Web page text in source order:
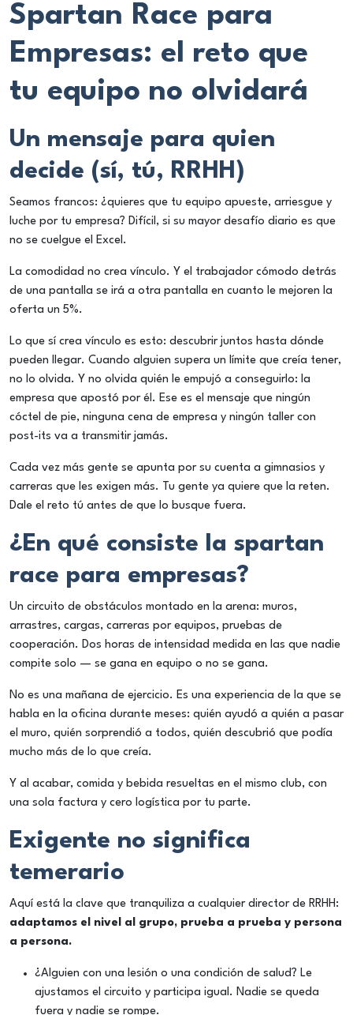
Spartan Race para
Empresas: el reto que
tu equipo no olvidará
Un mensaje para quien
decide (sí, tú, RRHH)
Seamos francos: ¿quieres que tu equipo apueste, arriesgue y
luche por tu empresa? Difícil, si su mayor desafío diario es que
no se cuelgue el Excel.
La comodidad no crea vínculo. Y el trabajador cómodo detrás
de una pantalla se irá a otra pantalla en cuanto le mejoren la
oferta un 5%.
Lo que sí crea vínculo es esto: descubrir juntos hasta dónde
pueden llegar. Cuando alguien supera un límite que creía tener,
no lo olvida. Y no olvida quién le empujó a conseguirlo: la
empresa que apostó por él. Ese es el mensaje que ningún
cóctel de pie, ninguna cena de empresa y ningún taller con
post-its va a transmitir jamás.
Cada vez más gente se apunta por su cuenta a gimnasios y
carreras que les exigen más. Tu gente ya quiere que la reten.
Dale el reto tú antes de que lo busque fuera.
¿En qué consiste la spartan
race para empresas?
Un circuito de obstáculos montado en la arena: muros,
arrastres, cargas, carreras por equipos, pruebas de
cooperación. Dos horas de intensidad medida en las que nadie
compite solo — se gana en equipo o no se gana.
No es una mañana de ejercicio. Es una experiencia de la que se
habla en la oficina durante meses: quién ayudó a quién a pasar
el muro, quién sorprendió a todos, quién descubrió que podía
mucho más de lo que creía.
Y al acabar, comida y bebida resueltas en el mismo club, con
una sola factura y cero logística por tu parte.
Exigente no significa
temerario
Aquí está la clave que tranquiliza a cualquier director de RRHH:
adaptamos el nivel al grupo, prueba a prueba y persona
a persona.
¿Alguien con una lesión o una condición de salud? Le
ajustamos el circuito y participa igual. Nadie se queda
fuera y nadie se rompe.